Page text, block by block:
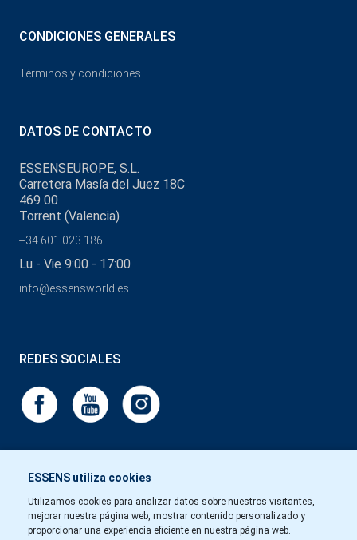
ESSENS utiliza cookies
Utilizamos cookies para analizar datos sobre nuestros visitantes,
mejorar nuestra página web, mostrar contenido personalizado y
proporcionar una experiencia eficiente en nuestra página web.
CONDICIONES GENERALES
Términos y condiciones
DATOS DE CONTACTO
ESSENSEUROPE, S.L.
Carretera Masía del Juez 18C
469 00
Torrent (Valencia)
+34 601 023 186
Lu - Vie 9:00 - 17:00
info@essensworld.es
REDES SOCIALES